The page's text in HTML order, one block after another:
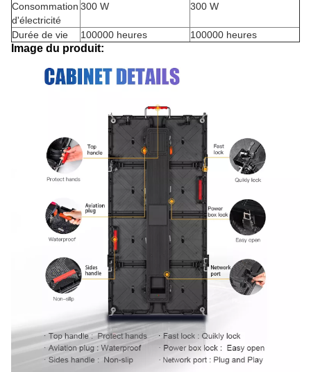
Consommation
d'électricité
300 W 300 W
Durée de vie 100000 heures 100000 heures
Image du produit: